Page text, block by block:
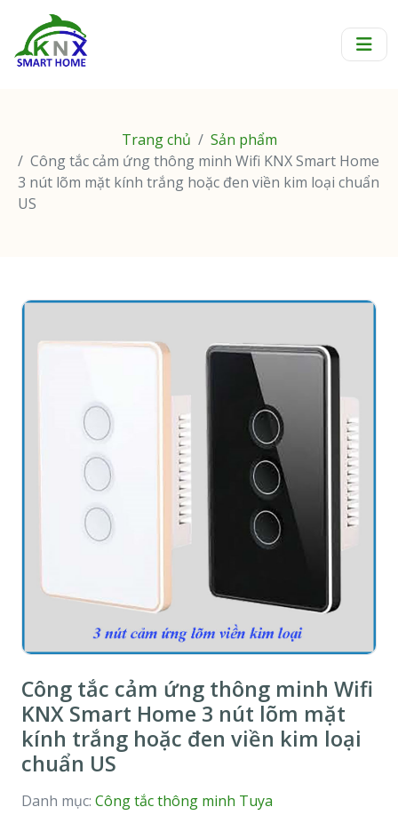
Trang chủ
Sản phẩm
Công tắc cảm ứng thông minh Wifi KNX Smart Home
3 nút lõm mặt kính trắng hoặc đen viền kim loại chuẩn
US
Công tắc cảm ứng thông minh Wifi
KNX Smart Home 3 nút lõm mặt
kính trắng hoặc đen viền kim loại
chuẩn US
Danh mục: Công tắc thông minh Tuya